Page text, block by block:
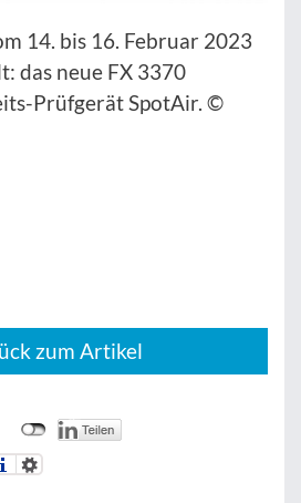
14. bis 16. Februar 2023
das neue FX 3370
Prüfgerät SpotAir. ©
zum Artikel